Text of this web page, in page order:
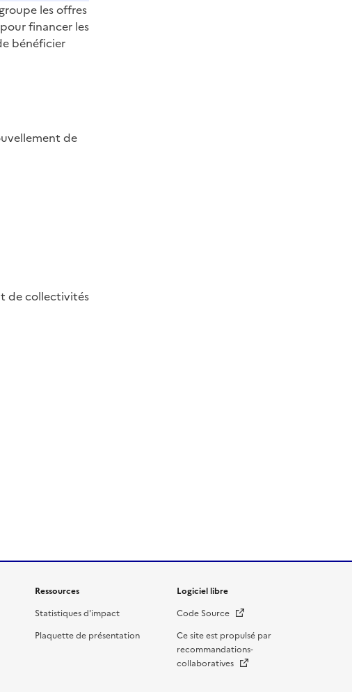
les offres
financer les
bénéficier
de
de collectivités
Ressources
Statistiques d'impact
Plaquette de présentation
Logiciel libre
Code Source Nouvelle fenêtre
Ce site est propulsé par
recommandations-
collaboratives Nouvelle fenêtre